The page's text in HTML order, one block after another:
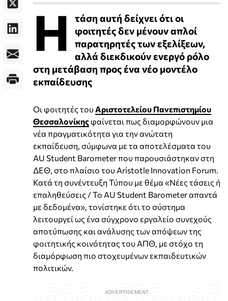
Η
τάση αυτή δείχνει ότι οι
φοιτητές δεν μένουν απλοί
παρατηρητές των εξελίξεων,
αλλά διεκδικούν ενεργό ρόλο
στη μετάβαση προς ένα νέο μοντέλο
εκπαίδευσης
Οι φοιτητές του Αριστοτελείου Πανεπιστημίου
Θεσσαλονίκηςφαίνεται πως διαμορφώνουν μια
νέα πραγματικότητα για την ανώτατη
εκπαίδευση, σύμφωνα με τα αποτελέσματα του
AU Student Barometer που παρουσιάστηκαν στη
ΔΕΘ, στο πλαίσιο του Aristotle Innovation Forum.
Κατά τη συνέντευξη Τύπου με θέμα «Νέες τάσεις ή
επαληθεύσεις / Το AU Student Barometer απαντά
με δεδομένα», τονίστηκε ότι το σύστημα
λειτουργεί ως ένα σύγχρονο εργαλείο συνεχούς
αποτύπωσης και ανάλυσης των απόψεων της
φοιτητικής κοινότητας του ΑΠΘ, με στόχο τη
διαμόρφωση πιο στοχευμένων εκπαιδευτικών
πολιτικών.